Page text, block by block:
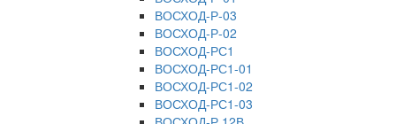
ВОСХОД-Р-03
ВОСХОД-Р-02
ВОСХОД-РС1
ВОСХОД-РС1-01
ВОСХОД-РС1-02
ВОСХОД-РС1-03